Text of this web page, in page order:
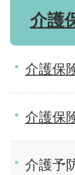
介護
介護保
介護保
介護予